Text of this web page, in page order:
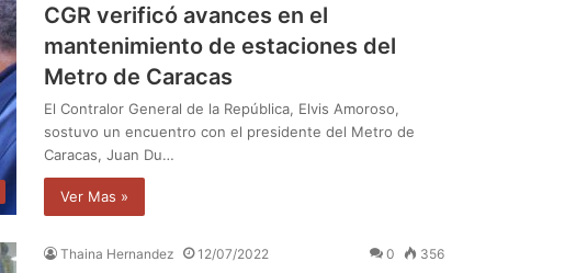
CGR verificó avances en el
mantenimiento de estaciones del
Metro de Caracas
El Contralor General de la República, Elvis Amoroso,
sostuvo un encuentro con el presidente del Metro de
Caracas, Juan Du…
Ver Mas »
Thaina Hernandez 12/07/2022 0 356